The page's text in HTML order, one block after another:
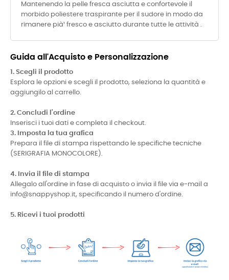
Mantenendo la pelle fresca asciutta e confortevole il
morbido poliestere traspirante per il sudore in modo da
rimanere pià¹ fresco e asciutto durante tutte le attività .
Guida all'Acquisto e Personalizzazione
1. Scegli il prodotto
Esplora le opzioni e scegli il prodotto, seleziona la quantità e
aggiungilo al carrello.
2. Concludi l'ordine
Inserisci i tuoi dati e completa il checkout.
3. Imposta la tua grafica
Prepara il file di stampa rispettando le specifiche tecniche
(SERIGRAFIA MONOCOLORE).
4. Invia il file di stampa
Allegalo all'ordine in fase di acquisto o invia il file via e-mail a
info@snappyshop.it, specificando il numero d'ordine.
5. Ricevi i tuoi prodotti